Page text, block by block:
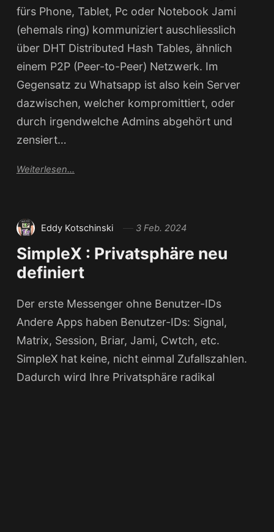
fürs Phone, Tablet, Pc oder Notebook Jami
(ehemals ring) kommuniziert auschliesslich
über DHT Distributed Hash Tables, ähnlich
einem P2P (Peer-to-Peer) Netzwerk. Im
Gegensatz zu Whatsapp ist also kein Server
dazwischen, welcher kompromittiert, oder
durch irgendwelche Admins abgehört und
zensiert…
Weiterlesen...
Eddy Kotschinski 3 Feb. 2024
SimpleX : Privatsphäre neu
definiert
Der erste Messenger ohne Benutzer-IDs
Andere Apps haben Benutzer-IDs: Signal,
Matrix, Session, Briar, Jami, Cwtch, etc.
SimpleX hat keine, nicht einmal Zufallszahlen.
Dadurch wird Ihre Privatsphäre radikal